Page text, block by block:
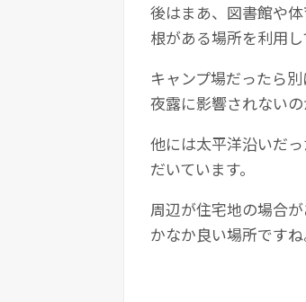
後はまあ、図書館や
根がある場所を利用し
キャンプ場だったら
夜露に影響されないの
他には太平洋沿いだ
だいています。
周辺が住宅地の場合
かなか良い場所です